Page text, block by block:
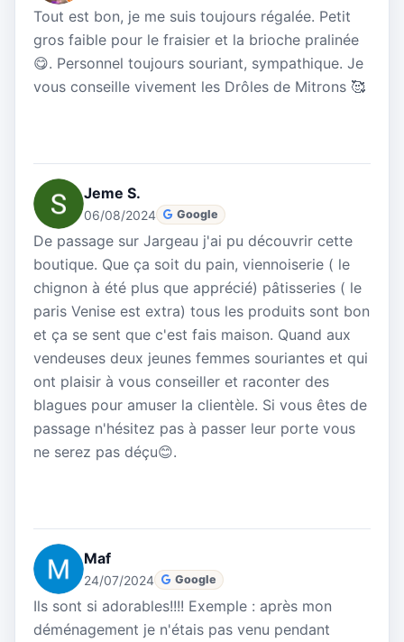
Tout est bon, je me suis toujours régalée. Petit
gros faible pour le fraisier et la brioche pralinée
😋. Personnel toujours souriant, sympathique. Je
vous conseille vivement les Drôles de Mitrons 🥰
Jeme S.
06/08/2024 Google
De passage sur Jargeau j'ai pu découvrir cette
boutique. Que ça soit du pain, viennoiserie ( le
chignon à été plus que apprécié) pâtisseries ( le
paris Venise est extra) tous les produits sont bon
et ça se sent que c'est fais maison. Quand aux
vendeuses deux jeunes femmes souriantes et qui
ont plaisir à vous conseiller et raconter des
blagues pour amuser la clientèle. Si vous êtes de
passage n'hésitez pas à passer leur porte vous
ne serez pas déçu😊.
Maf
24/07/2024 Google
Ils sont si adorables!!!! Exemple : après mon
déménagement je n'étais pas venu pendant